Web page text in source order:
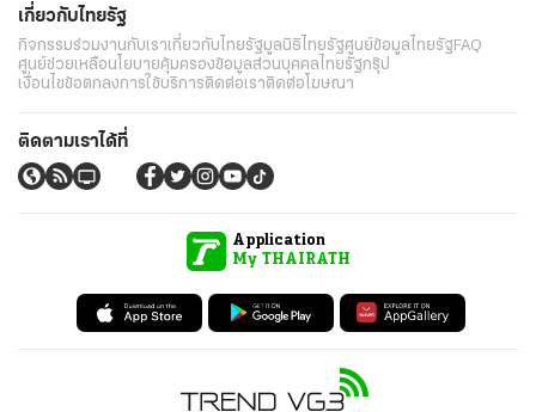
เกี่ยวกับไทยรัฐ
กิจกรรมร่วมงานกับเราเกี่ยวกับไทยรัฐมูลนิธิไทยรัฐศูนย์ข้อมูลไทยรัฐ FAQ
ศูนย์ช่วยเหลือนโยบายคุ้มครองข้อมูลส่วนบุคคลไทยรัฐกรุ๊ป
เงื่อนไขข้อตกลงการใช้บริการติดต่อเราติดต่อโฆษณา
ติดตามเราได้ที่
Application
My THAIRATH